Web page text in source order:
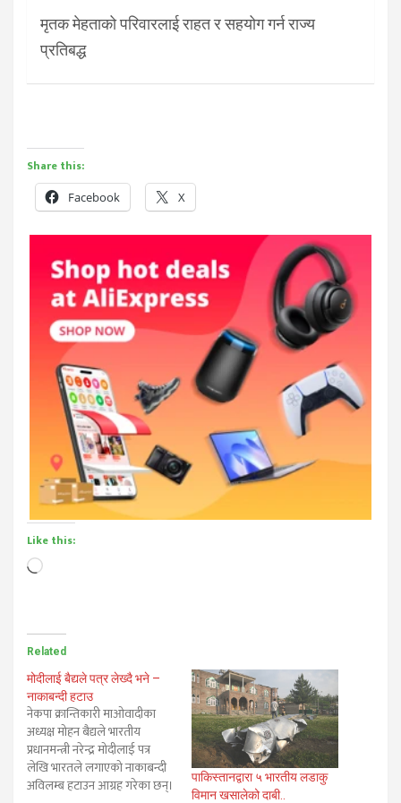
मृतक मेहताको परिवारलाई राहत र सहयोग गर्न राज्य
प्रतिबद्ध
Share this:
Facebook X
Like this:
Loading…
Related
मोदीलाई बैद्यले पत्र लेख्दै भने –
नाकाबन्दी हटाउ
नेकपा क्रान्तिकारी माओवादीका
अध्यक्ष मोहन बैद्यले भारतीय
प्रधानमन्त्री नरेन्द्र मोदीलाई पत्र
लेखि भारतले लगाएको नाकाबन्दी
अविलम्ब हटाउन आग्रह गरेका छन्।
पाकिस्तानद्वारा ५ भारतीय लडाकु
विमान खसालेको दाबी..